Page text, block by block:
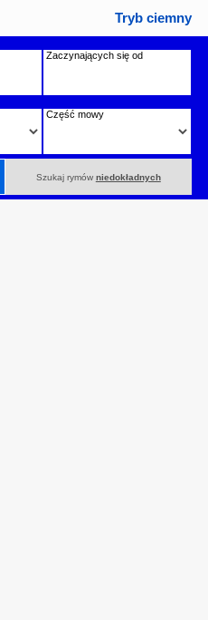
Tryb ciemny
Zaczynających się od
Część mowy
Szukaj rymów niedokładnych